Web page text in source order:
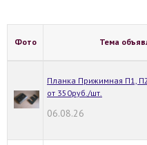
Фото Тема
Планка Прижимная П1,
от 350руб./шт.
06.08.26